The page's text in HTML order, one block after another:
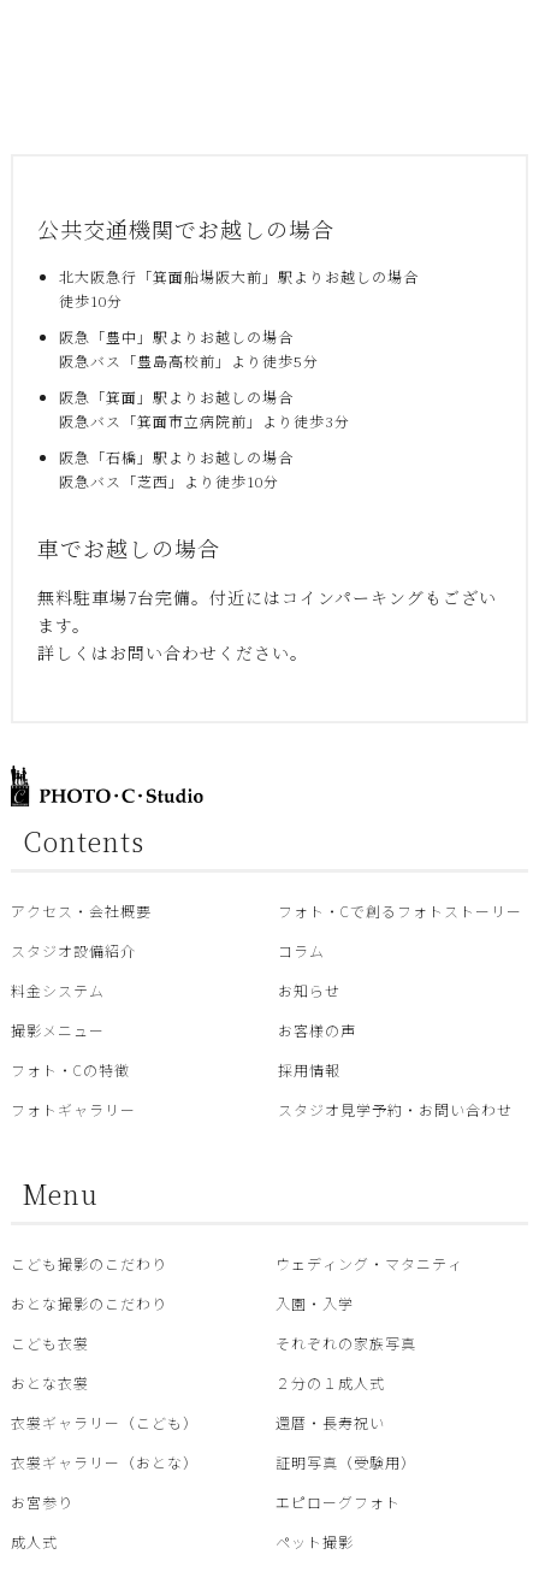
公共交通機関でお越しの場合
北大阪急行「箕面船場阪大前」駅よりお越しの場合
徒歩10分
阪急「豊中」駅よりお越しの場合
阪急バス「豊島高校前」より徒歩5分
阪急「箕面」駅よりお越しの場合
阪急バス「箕面市立病院前」より徒歩3分
阪急「石橋」駅よりお越しの場合
阪急バス「芝西」より徒歩10分
車でお越しの場合
無料駐車場7台完備。付近にはコインパーキングもござい
ます。
詳しくはお問い合わせください。
Contents
アクセス・会社概要
スタジオ設備紹介
料金システム
撮影メニュー
フォト・Cの特徴
フォトギャラリー
フォト・Cで創るフォトストーリー
コラム
お知らせ
お客様の声
採用情報
スタジオ見学予約・お問い合わせ
Menu
こども撮影のこだわり
おとな撮影のこだわり
こども衣裳
おとな衣裳
衣裳ギャラリー（こども）
衣裳ギャラリー（おとな）
お宮参り
成人式
ウェディング・マタニティ
入園・入学
それぞれの家族写真
２分の１成人式
還暦・⾧寿祝い
証明写真（受験用）
エピローグフォト
ペット撮影